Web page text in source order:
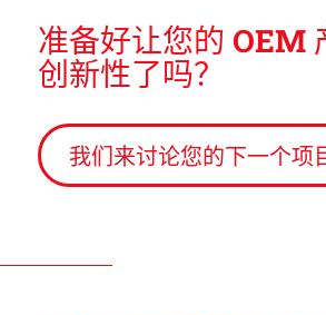
准备好让您的 OEM
创新性了吗？
我们来讨论您的下一个项